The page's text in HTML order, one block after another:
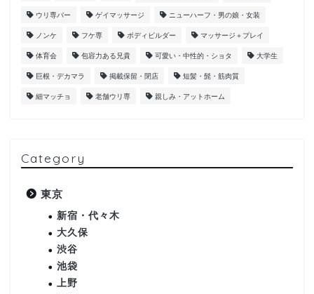
ウリ専バー ゲイマッサージ ニューハーフ・男の娘・女装
ノンケ フケ専 ボディビルダー マッサージ＋プレイ
体育会 包容力ある兄貴 可愛い・中性的・ショタ 大学生
巨根・デカマラ 掲載保留・閉店 短髪・髭・筋肉質
細マッチョ 老舗ウリ専 親しみ・アットホーム
Category
東京
新宿・代々木
大久保
渋谷
池袋
上野